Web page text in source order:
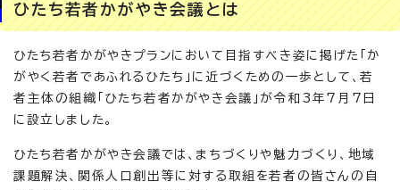
ひたち若者かがやき会議とは
ひたち若者かがやきプランにおいて目指すべき姿に掲げた「か
がやく若者であふれるひたち」に近づくための一歩として、若
者主体の組織「ひたち若者かがやき会議」が令和3年7月7日
に設立しました。
ひたち若者かがやき会議では、まちづくりや魅力づくり、地域
課題解決、関係人口創出等に対する取組を若者の皆さんの自